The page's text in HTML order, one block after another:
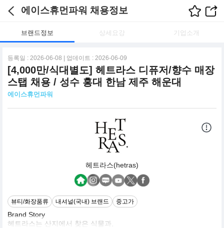
에이스휴먼파워 채용정보
브랜드정보 상세요강 기업소개
등록일 : 2026-06-08 | 업데이트 : 2026-06-09
[4,000만/식대별도] 헤트라스 디퓨저/향수 매장
스탭 채용 / 성수 홍대 한남 제주 해운대
에이스휴먼파워
헤트라스(hetras)
뷰티/화장품류 내셔널(국내) 브랜드 중고가
Brand Story
헤트라스는 산지에서 찾은 식물과,